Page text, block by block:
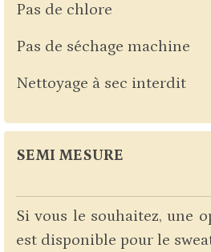
Pas de chlore
Pas de séchage machine
Nettoyage à sec interdit
SEMI MESURE
Si vous le souhaitez, une
est disponible pour le